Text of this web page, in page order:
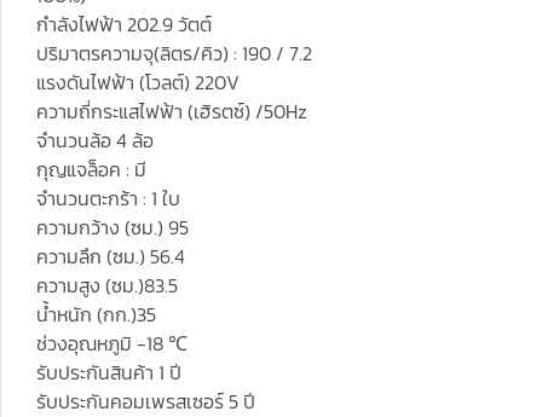
กำลังไฟฟ้า 202.9 วัตต์
ปริมาตรความจุ(ลิตร/คิว) : 190 / 7.2
แรงดันไฟฟ้า (โวลต์) 220V
ความถี่กระแสไฟฟ้า (เฮิรตซ์) /50Hz
จำนวนล้อ 4 ล้อ
กุญแจล็อค : มี
จำนวนตะกร้า : 1 ใบ
ความกว้าง (ซม.) 95
ความลึก (ซม.) 56.4
ความสูง (ซม.)83.5
น้ำหนัก (กก.)35
ช่วงอุณหภูมิ -18 ℃
รับประกันสินค้า 1 ปี
รับประกันคอมเพรสเซอร์ 5 ปี